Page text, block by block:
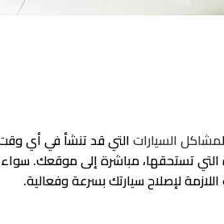
مشاكل السياراتالتي قد تنشأ في أي
تستحقها، مباشرة إلى موقعك.
لإصلاح سيارتك بسرعة وفعالية.